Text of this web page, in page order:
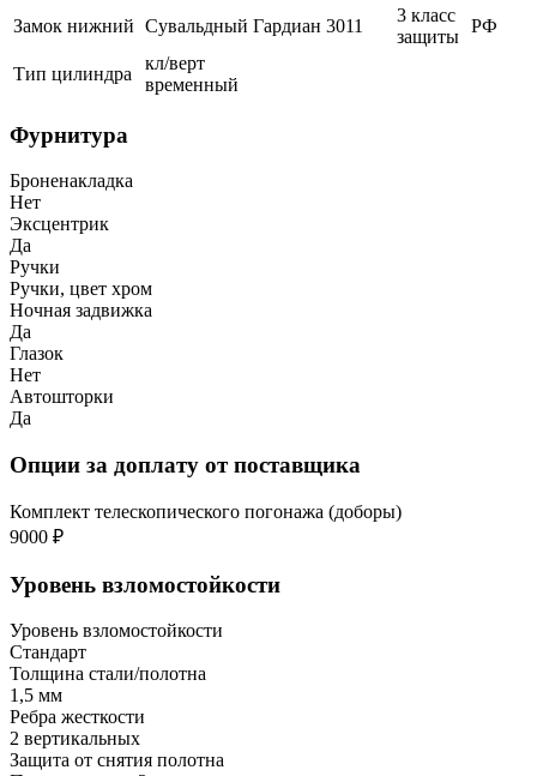
Замок нижний Сувальдный Гардиан 3011
3 класс
защиты
РФ
Тип цилиндра
кл/верт
временный
Фурнитура
Броненакладка
Нет
Эксцентрик
Да
Ручки
Ручки, цвет хром
Ночная задвижка
Да
Глазок
Нет
Автошторки
Да
Опции за доплату от поставщика
Комплект телескопического погонажа (доборы)
9000 ₽
Уровень взломостойкости
Уровень взломостойкости
Стандарт
Толщина стали/полотна
1,5 мм
Ребра жесткости
2 вертикальных
Защита от снятия полотна